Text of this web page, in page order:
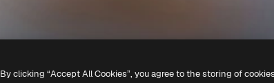
By clicking “Accept All Cookies”, you agree to the storing of